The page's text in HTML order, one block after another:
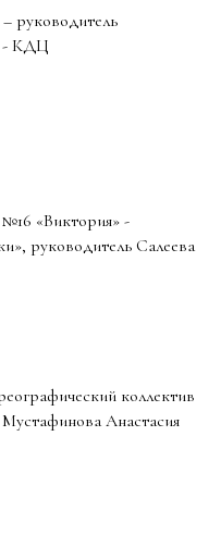
руководитель
- КДЦ
«Виктория» -
руководитель Салеева
коллектив
Анастасия